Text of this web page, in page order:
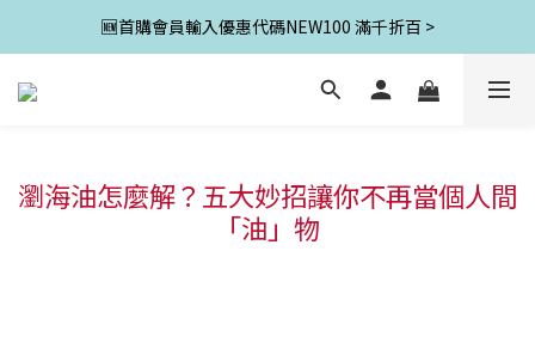
🆕首購會員輸入優惠代碼NEW100 滿千折百 >
瀏海油怎麼解？五大妙招讓你不再當個人間
「油」物